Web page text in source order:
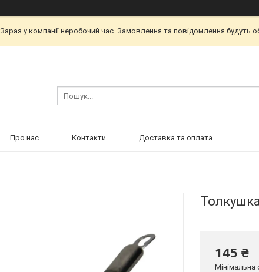
Зараз у компанії неробочий час. Замовлення та повідомлення будуть
Про нас Контакти Доставка та оплата
145 ₴
Мінімальна